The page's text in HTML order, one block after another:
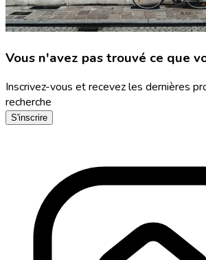
Vous n'avez pas trouvé ce que
Inscrivez-vous et recevez les dernières
recherche
S'inscrire